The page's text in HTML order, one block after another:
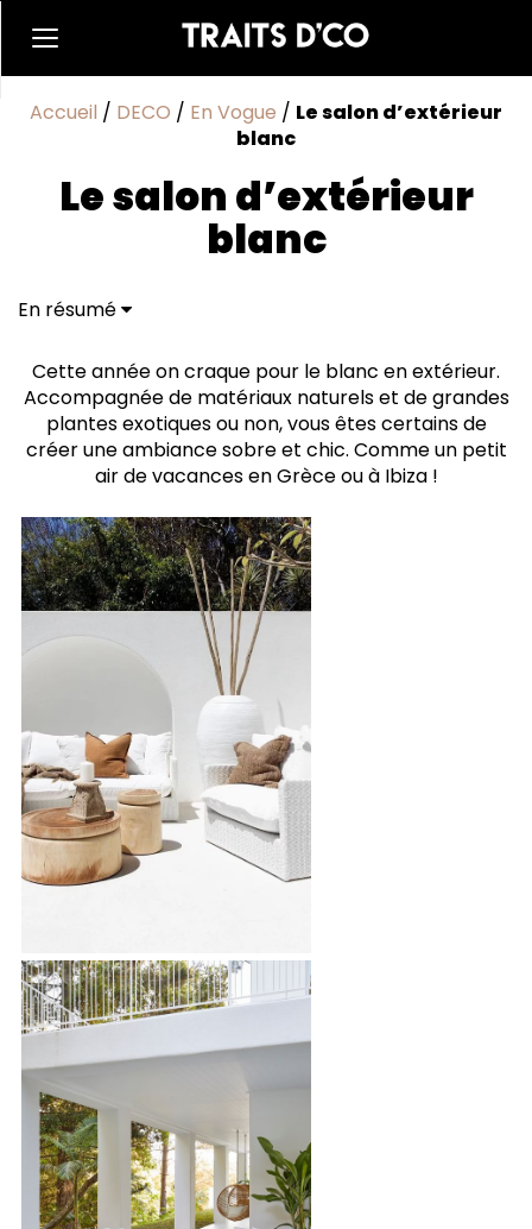
Accueil / DECO / En Vogue / Le salon d’extérieur
blanc
Le salon d’extérieur
blanc
En résumé
Cette année on craque pour le blanc en extérieur.
Accompagnée de matériaux naturels et de grandes
plantes exotiques ou non, vous êtes certains de
créer une ambiance sobre et chic. Comme un petit
air de vacances en Grèce ou à Ibiza !